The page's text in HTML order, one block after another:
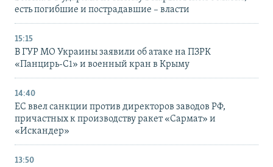
есть погибшие и пострадавшие – власти
15:15
В ГУР МО Украины заявили об атаке на ПЗРК
«Панцирь-С1» и военный кран в Крыму
14:40
ЕС ввел санкции против директоров заводов РФ,
причастных к производству ракет «Сармат» и
«Искандер»
13:50